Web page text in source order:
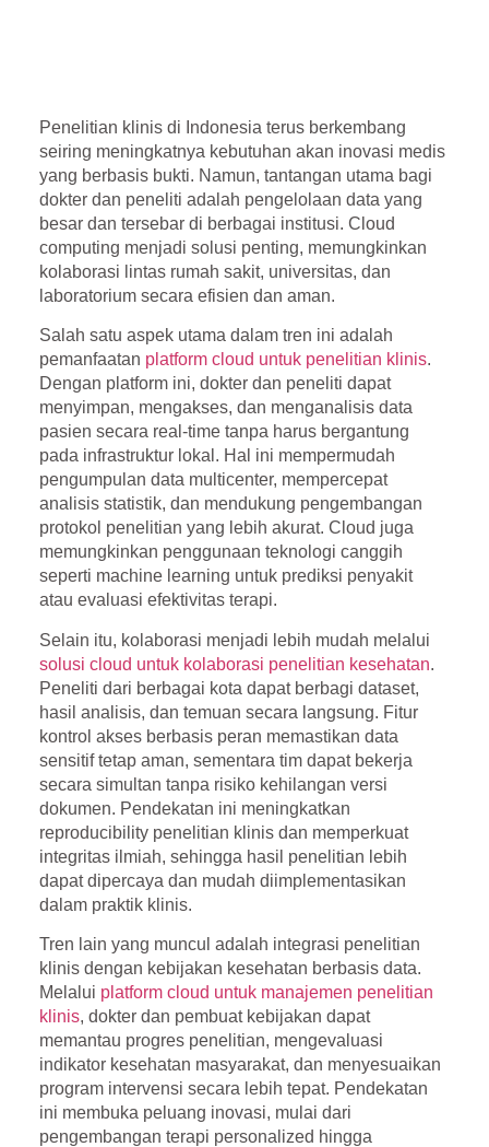
Penelitian klinis di Indonesia terus berkembang
seiring meningkatnya kebutuhan akan inovasi medis
yang berbasis bukti. Namun, tantangan utama bagi
dokter dan peneliti adalah pengelolaan data yang
besar dan tersebar di berbagai institusi. Cloud
computing menjadi solusi penting, memungkinkan
kolaborasi lintas rumah sakit, universitas, dan
laboratorium secara efisien dan aman.
Salah satu aspek utama dalam tren ini adalah
pemanfaatan platform cloud untuk penelitian klinis.
Dengan platform ini, dokter dan peneliti dapat
menyimpan, mengakses, dan menganalisis data
pasien secara real-time tanpa harus bergantung
pada infrastruktur lokal. Hal ini mempermudah
pengumpulan data multicenter, mempercepat
analisis statistik, dan mendukung pengembangan
protokol penelitian yang lebih akurat. Cloud juga
memungkinkan penggunaan teknologi canggih
seperti machine learning untuk prediksi penyakit
atau evaluasi efektivitas terapi.
Selain itu, kolaborasi menjadi lebih mudah melalui
solusi cloud untuk kolaborasi penelitian kesehatan.
Peneliti dari berbagai kota dapat berbagi dataset,
hasil analisis, dan temuan secara langsung. Fitur
kontrol akses berbasis peran memastikan data
sensitif tetap aman, sementara tim dapat bekerja
secara simultan tanpa risiko kehilangan versi
dokumen. Pendekatan ini meningkatkan
reproducibility penelitian klinis dan memperkuat
integritas ilmiah, sehingga hasil penelitian lebih
dapat dipercaya dan mudah diimplementasikan
dalam praktik klinis.
Tren lain yang muncul adalah integrasi penelitian
klinis dengan kebijakan kesehatan berbasis data.
Melalui platform cloud untuk manajemen penelitian
klinis, dokter dan pembuat kebijakan dapat
memantau progres penelitian, mengevaluasi
indikator kesehatan masyarakat, dan menyesuaikan
program intervensi secara lebih tepat. Pendekatan
ini membuka peluang inovasi, mulai dari
pengembangan terapi personalized hingga